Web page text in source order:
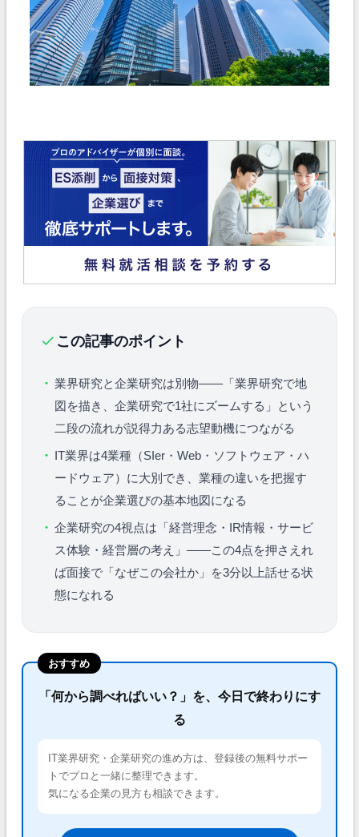
この記事のポイント
業界研究と企業研究は別物——「業界研究で地
図を描き、企業研究で1社にズームする」という
二段の流れが説得力ある志望動機につながる
IT業界は4業種（SIer・Web・ソフトウェア・ハ
ードウェア）に大別でき、業種の違いを把握す
ることが企業選びの基本地図になる
企業研究の4視点は「経営理念・IR情報・サービ
ス体験・経営層の考え」——この4点を押さえれ
ば面接で「なぜこの会社か」を3分以上話せる状
態になれる
おすすめ
「何から調べればいい？」を、今日で終わりにす
る
IT業界研究・企業研究の進め方は、登録後の無料サポー
トでプロと一緒に整理できます。
気になる企業の見方も相談できます。